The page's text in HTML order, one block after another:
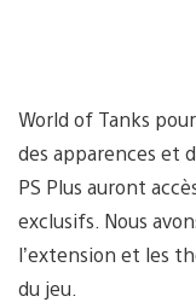
World of Tanks
des apparences et
PS Plus auront
exclusifs. Nous
l’extension et les
du jeu.